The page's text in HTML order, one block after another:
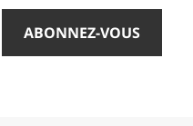
ABONNEZ-VOUS